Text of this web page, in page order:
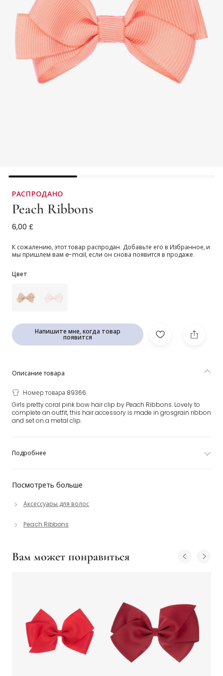
РАСПРОДАНО
Peach Ribbons
Коралловая заколка-бантик (7 см)
6,00 £
К сожалению, этот товар распродан. Добавьте его в Избранное, и
мы пришлем вам e-mail, если он снова появится в продаже.
Цвет
Напишите мне, когда товар
появится
Посмотреть больше
Аксессуары для волос
Peach Ribbons
Описание товара
Номер товара 89366
Girls pretty coral pink bow hair clip by Peach Ribbons. Lovely to
complete an outfit, this hair accessory is made in grosgrain ribbon
and set on a metal clip.
Подробнее
Вам может понравиться